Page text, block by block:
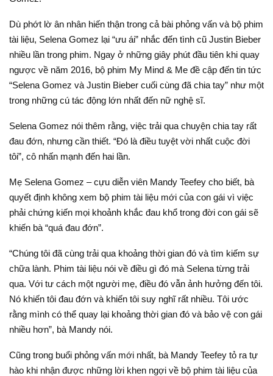
Dù phớt lờ ân nhân hiến thận trong cả bài phỏng vấn và bộ phim
tài liệu, Selena Gomez lại “ưu ái” nhắc đến tình cũ Justin Bieber
nhiều lần trong phim. Ngay ở những giây phút đầu tiên khi quay
ngược về năm 2016, bộ phim My Mind & Me đề cập đến tin tức
“Selena Gomez và Justin Bieber cuối cùng đã chia tay” như một
trong những cú tác động lớn nhất đến nữ nghệ sĩ.
Selena Gomez nói thêm rằng, việc trải qua chuyện chia tay rất
đau đớn, nhưng cần thiết. “Đó là điều tuyệt vời nhất cuộc đời
tôi”, cô nhấn mạnh đến hai lần.
Mẹ Selena Gomez – cựu diễn viên Mandy Teefey cho biết, bà
quyết định không xem bộ phim tài liệu mới của con gái vì việc
phải chứng kiến mọi khoảnh khắc đau khổ trong đời con gái sẽ
khiến bà “quá đau đớn”.
“Chúng tôi đã cùng trải qua khoảng thời gian đó và tìm kiếm sự
chữa lành. Phim tài liệu nói về điều gì đó mà Selena từng trải
qua. Với tư cách một người mẹ, điều đó vẫn ảnh hưởng đến tôi.
Nó khiến tôi đau đớn và khiến tôi suy nghĩ rất nhiều. Tôi ước
rằng mình có thể quay lại khoảng thời gian đó và bảo vệ con gái
nhiều hơn”, bà Mandy nói.
Cũng trong buổi phỏng vấn mới nhất, bà Mandy Teefey tỏ ra tự
hào khi nhận được những lời khen ngợi về bộ phim tài liệu của